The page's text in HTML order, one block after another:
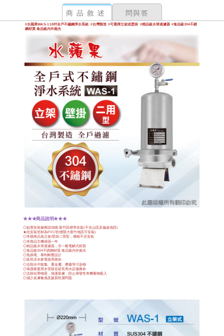
商品敘述 問與答